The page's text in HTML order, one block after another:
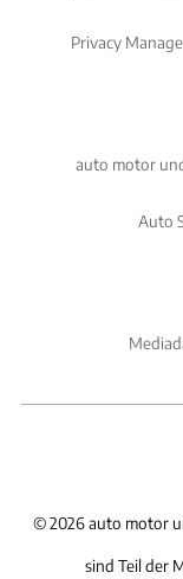
Privacy
auto motor
Auto
©2026 auto motor
sind Teil der